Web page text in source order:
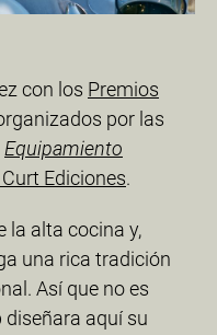
con los Premios
por las
Equipamiento
Ediciones.
la alta cocina y,
una rica tradición
Así que no es
aquí su